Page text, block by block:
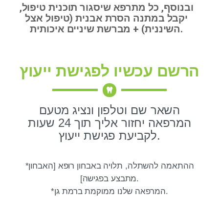
ובנוסף, כל מתרפא שיסגור תוכנית טיפול,
יקבל במתנה הסרת אבנית (טיפול אצל
השיננית) + מברשת שיניים איכותית.
הרשם עכשיו לפגישת ייעוץ
השאר שם וטלפון ונציג מטעם
המרפאה יחזור אליך תוך 24 שעות
לקביעת פגישת ייעוץ.
*ההתאמה להשתלה, תלויה באבחון רופא [האבחון
מתבצע בפגישה].
*המרפאה שלנו ממוקמת ברמת גן.